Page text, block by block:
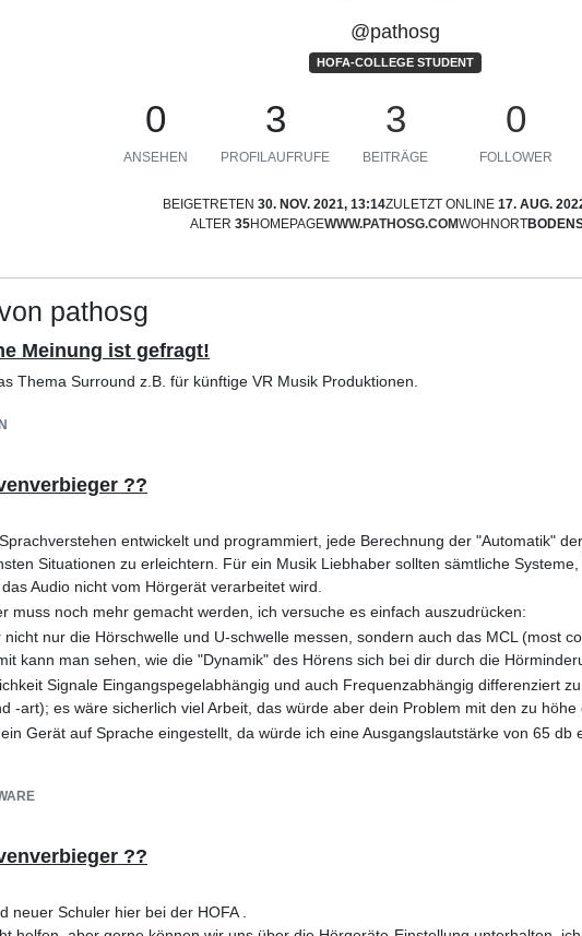
@pathosg
HOFA-COLLEGE STUDENT
0
ANSEHEN
3
PROFILAUFRUFE
3
BEITRÄGE
0
FOLLOWER
BEIGETRETEN 30. NOV. 2021, 13:14ZULETZT ONLINE 17. AUG.
ALTER 35HOMEPAGEWWW.PATHOSG.COMWOHNORT
pathosg
Meinung ist gefragt!
Thema Surround z.B. für künftige VR Musik Produktionen.
??
entwickelt und programmiert, jede Berechnung der "Automatik"
Situationen zu erleichtern. Für ein Musik Liebhaber sollten sämtliche
Audio nicht vom Hörgerät verarbeitet wird.
muss noch mehr gemacht werden, ich versuche es einfach auszudrücken:
nur die Hörschwelle und U-schwelle messen, sondern auch das MCL (most
kann man sehen, wie die "Dynamik" des Hörens sich bei dir durch die
Signale Eingangspegelabhängig und auch Frequenzabhängig differenziert
-art); es wäre sicherlich viel Arbeit, das würde aber dein Problem mit den zu höhe
Gerät auf Sprache eingestellt, da würde ich eine Ausgangslautstärke von 65
verschlechtern könnten; also zunächst lass dir ein Programm ohne
??
neuer Schuler hier bei der HOFA .